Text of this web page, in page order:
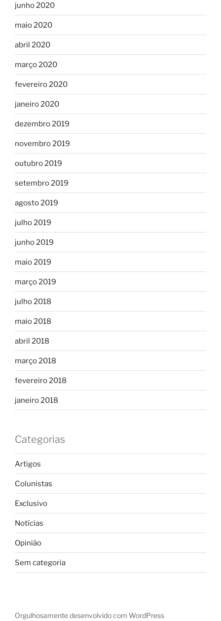
junho 2020
maio 2020
abril 2020
março 2020
fevereiro 2020
janeiro 2020
dezembro 2019
novembro 2019
outubro 2019
setembro 2019
agosto 2019
julho 2019
junho 2019
maio 2019
março 2019
julho 2018
maio 2018
abril 2018
março 2018
fevereiro 2018
janeiro 2018
Categorias
Artigos
Colunistas
Exclusivo
Notícias
Opinião
Sem categoria
Orgulhosamente desenvolvido com WordPress